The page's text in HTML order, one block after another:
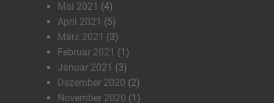
Mai 2021 (4)
April 2021 (5)
März 2021 (3)
Februar 2021 (1)
Januar 2021 (3)
Dezember 2020 (2)
November 2020 (1)